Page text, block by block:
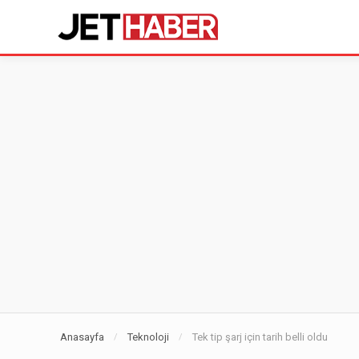
Anasayfa / Teknoloji / Tek tip şarj için tarih belli oldu